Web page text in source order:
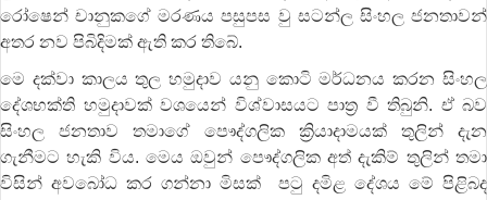
රෝෂෙන් චානුකගේ මරණය පසුපස වු සටන්ල සිංහල ජනතාවන්
අතර නව පිබිදිමක් ඇති කර තිබේ.
මෙ දක්වා කාලය තුල හමුදාව යනු කොටි මර්ධනය කරන සිංහල
දේශභක්ති හමුදාවක් වශයෙන් විශ්වාසයට පාත්‍ර වී තිබුනි. ඒ බව
සිංහල ජනතාව තමාගේ පෞද්ගලික ක්‍රියාදාමයක් තුලින් දැන
ගැනීමට හැකි විය. මෙය ඔවුන් පෞද්ගලික අත් දැකිම් තුලින් තමා
විසින් අවබෝධ කර ගන්නා මිසක් පටු දමිළ දේශය මේ පිළිබද